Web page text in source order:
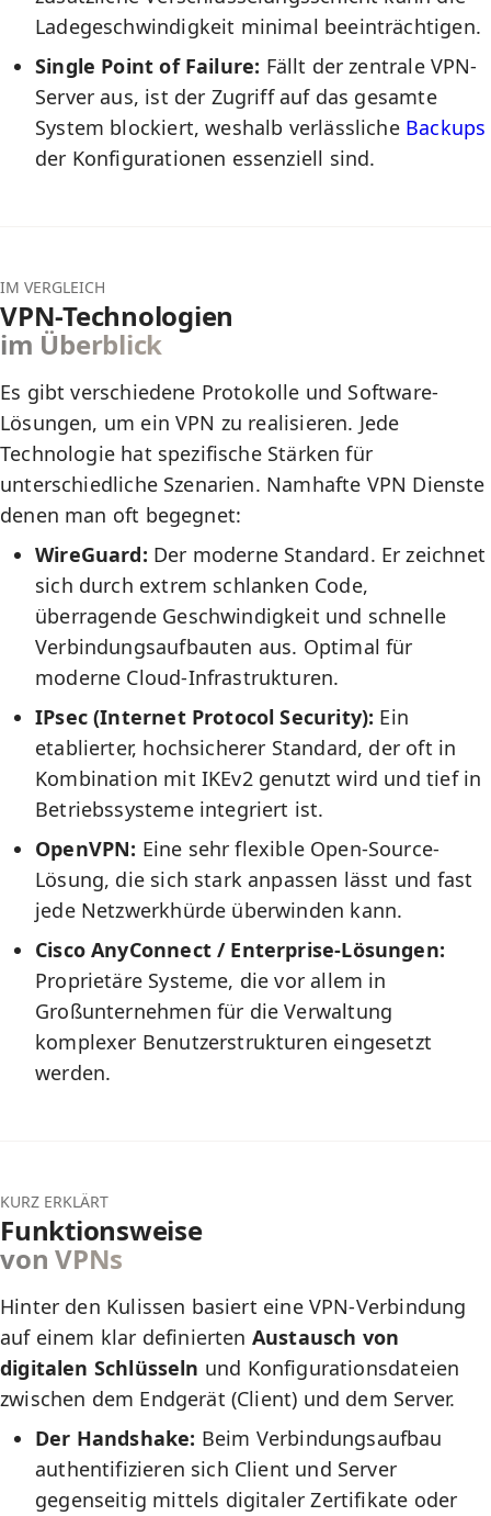
Ladegeschwindigkeit minimal beeinträchtigen.
Single Point of Failure: Fällt der zentrale VPN-
Server aus, ist der Zugriff auf das gesamte
System blockiert, weshalb verlässliche Backups
der Konfigurationen essenziell sind.
IM VERGLEICH
VPN-Technologien
im Überblick
Es gibt verschiedene Protokolle und Software-
Lösungen, um ein VPN zu realisieren. Jede
Technologie hat spezifische Stärken für
unterschiedliche Szenarien. Namhafte VPN Dienste
denen man oft begegnet:
WireGuard: Der moderne Standard. Er zeichnet
sich durch extrem schlanken Code,
überragende Geschwindigkeit und schnelle
Verbindungsaufbauten aus. Optimal für
moderne Cloud-Infrastrukturen.
IPsec (Internet Protocol Security): Ein
etablierter, hochsicherer Standard, der oft in
Kombination mit IKEv2 genutzt wird und tief in
Betriebssysteme integriert ist.
OpenVPN: Eine sehr flexible Open-Source-
Lösung, die sich stark anpassen lässt und fast
jede Netzwerkhürde überwinden kann.
Cisco AnyConnect / Enterprise-Lösungen:
Proprietäre Systeme, die vor allem in
Großunternehmen für die Verwaltung
komplexer Benutzerstrukturen eingesetzt
werden.
KURZ ERKLÄRT
Funktionsweise
von VPNs
Hinter den Kulissen basiert eine VPN-Verbindung
auf einem klar definierten Austausch von
digitalen Schlüsseln und Konfigurationsdateien
zwischen dem Endgerät (Client) und dem Server.
Der Handshake: Beim Verbindungsaufbau
authentifizieren sich Client und Server
gegenseitig mittels digitaler Zertifikate oder